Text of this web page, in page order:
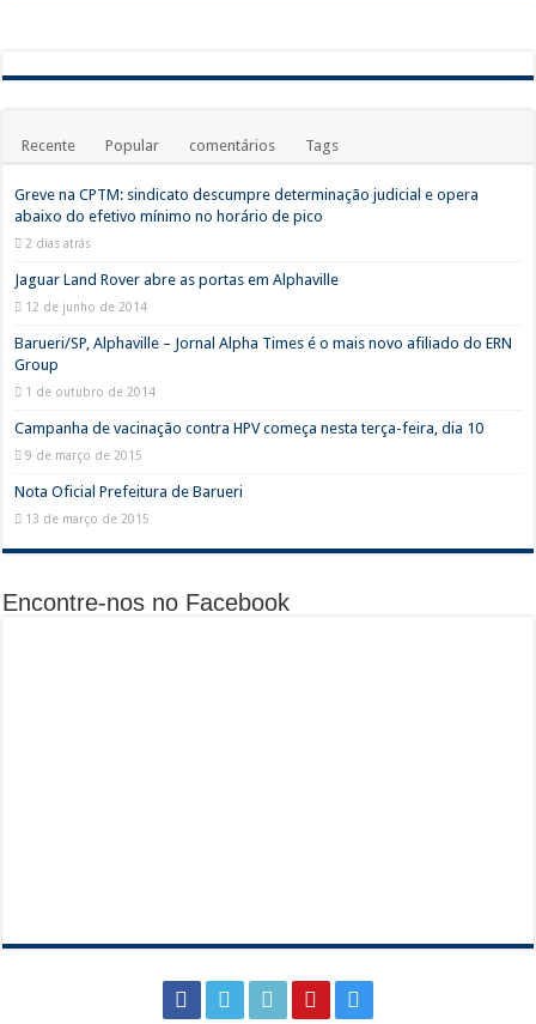
Recente Popular comentários Tags
Greve na CPTM: sindicato descumpre determinação judicial e opera
abaixo do efetivo mínimo no horário de pico
2 dias atrás
Jaguar Land Rover abre as portas em Alphaville
12 de junho de 2014
Barueri/SP, Alphaville – Jornal Alpha Times é o mais novo afiliado do ERN
Group
1 de outubro de 2014
Campanha de vacinação contra HPV começa nesta terça-feira, dia 10
9 de março de 2015
Nota Oficial Prefeitura de Barueri
13 de março de 2015
Encontre-nos no Facebook